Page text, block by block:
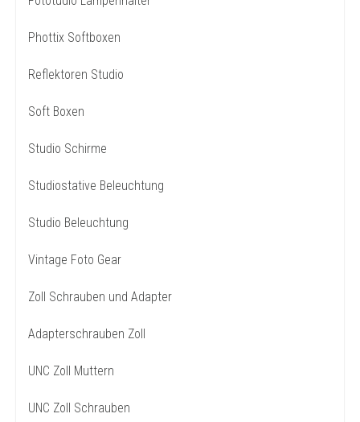
Phottix Softboxen
Reflektoren Studio
Soft Boxen
Studio Schirme
Studiostative Beleuchtung
Studio Beleuchtung
Vintage Foto Gear
Zoll Schrauben und Adapter
Adapterschrauben Zoll
UNC Zoll Muttern
UNC Zoll Schrauben